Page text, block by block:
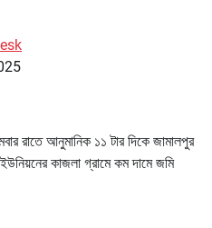
রাতে আনুমানিক ১১ টার দিকে জামালপুর
কাজলা গ্রামে কম দামে জমি